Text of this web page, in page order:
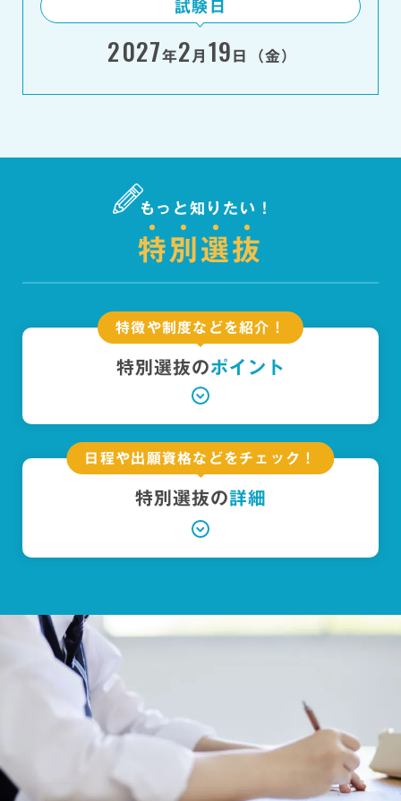
試験日
2027年2月 19 日（金）
もっと知りたい！
特別 選抜
特徴や制度などを紹介！
特別選抜のポイント
日程や出願資格などをチェック！
特別選抜の詳細